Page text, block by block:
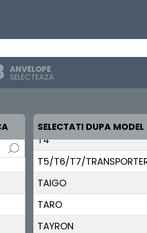
ANVELOPE
SELECTEAZA
SELECTATI DUPA MODEL
T-CROSS
T-ROC
T3
T4
T5/T6/T7/
TAIGO
TARO
TAYRON